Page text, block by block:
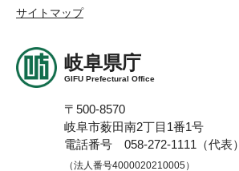
サイトマップ
岐阜県庁
GIFU Prefectural Office
〒500-8570
岐阜市薮田南2丁目1番1号
電話番号 058-272-1111（代表）
（法人番号4000020210005）